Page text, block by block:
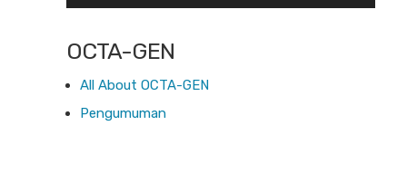
OCTA-GEN
All About OCTA-GEN
Pengumuman